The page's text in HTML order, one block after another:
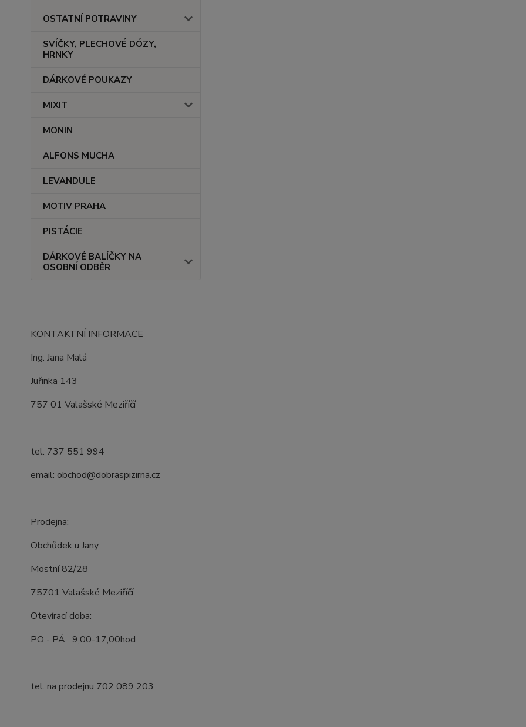
OSTATNÍ POTRAVINY
SVÍČKY, PLECHOVÉ DÓZY,
HRNKY
DÁRKOVÉ POUKAZY
MIXIT
MONIN
ALFONS MUCHA
LEVANDULE
MOTIV PRAHA
PISTÁCIE
DÁRKOVÉ BALÍČKY NA
OSOBNÍ ODBĚR
KONTAKTNÍ INFORMACE
Ing. Jana Malá
Juřinka 143
757 01 Valašské Meziříčí
tel. 737 551 994
email: obchod@dobraspizirna.cz
Prodejna:
Obchůdek u Jany
Mostní 82/28
75701 Valašské Meziříčí
Otevírací doba:
PO - PÁ 9,00-17,00hod
tel. na prodejnu 702 089 203